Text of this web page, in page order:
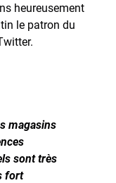
heureusement
le patron du
magasins
sont très
fort